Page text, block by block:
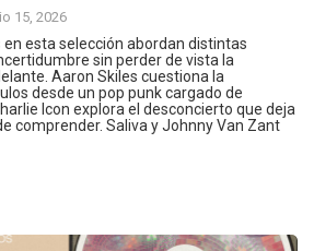
15, 2026
en esta selección abordan distintas
sin perder de vista la
Aaron Skiles cuestiona la
desde un pop punk cargado de
Icon explora el desconcierto que deja
comprender. Saliva y Johnny Van Zant